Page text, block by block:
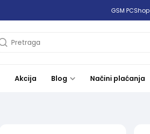
GSM PCShop
Akcija Blog Načini plaćanja